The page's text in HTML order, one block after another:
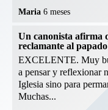
Maria 6 meses
Un canonista afirma
reclamante al
EXCELENTE. Muy
a pensar y reflexionar
Iglesia sino para
Muchas...